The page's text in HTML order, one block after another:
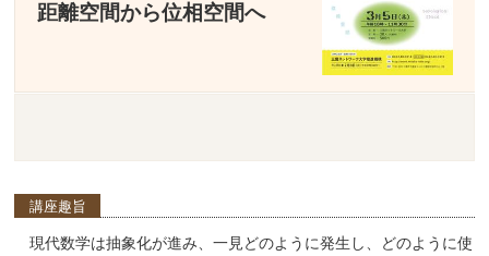
距離空間から位相空間へ
講座趣旨
現代数学は抽象化が進み、一見どのように発生し、どのように使